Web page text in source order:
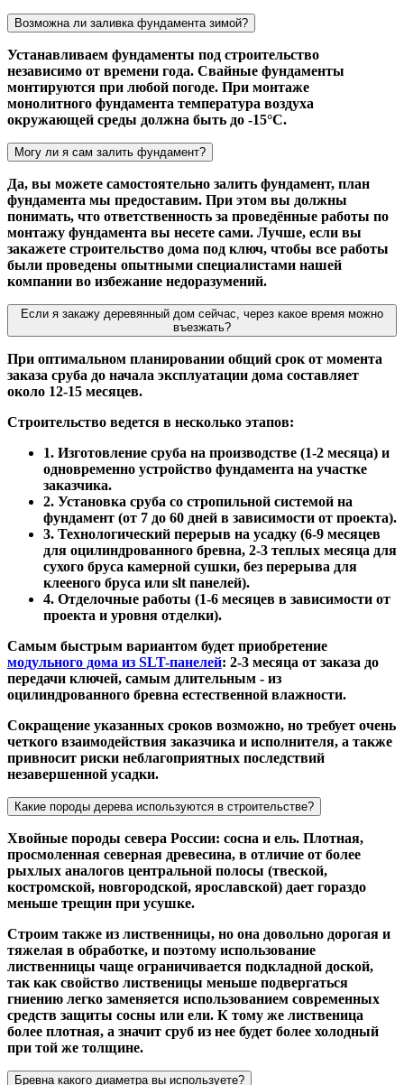
Возможна ли заливка фундамента зимой?
Устанавливаем фундаменты под строительство
независимо от времени года. Свайные фундаменты
монтируются при любой погоде. При монтаже
монолитного фундамента температура воздуха
окружающей среды должна быть до -15°С.
Могу ли я сам залить фундамент?
Да, вы можете самостоятельно залить фундамент, план
фундамента мы предоставим. При этом вы должны
понимать, что ответственность за проведённые работы по
монтажу фундамента вы несете сами. Лучше, если вы
закажете строительство дома под ключ, чтобы все работы
были проведены опытными специалистами нашей
компании во избежание недоразумений.
Если я закажу деревянный дом сейчас, через какое время можно
въезжать?
При оптимальном планировании общий срок от момента
заказа сруба до начала эксплуатации дома составляет
около 12-15 месяцев.
Строительство ведется в несколько этапов:
1. Изготовление сруба на производстве (1-2 месяца) и
одновременно устройство фундамента на участке
заказчика.
2. Установка сруба со стропильной системой на
фундамент (от 7 до 60 дней в зависимости от проекта).
3. Технологический перерыв на усадку (6-9 месяцев
для оцилиндрованного бревна, 2-3 теплых месяца для
сухого бруса камерной сушки, без перерыва для
клееного бруса или slt панелей).
4. Отделочные работы (1-6 месяцев в зависимости от
проекта и уровня отделки).
Самым быстрым вариантом будет приобретение
модульного дома из SLT-панелей: 2-3 месяца от заказа до
передачи ключей, самым длительным - из
оцилиндрованного бревна естественной влажности.
Сокращение указанных сроков возможно, но требует очень
четкого взаимодействия заказчика и исполнителя, а также
привносит риски неблагоприятных последствий
незавершенной усадки.
Какие породы дерева используются в строительстве?
Хвойные породы севера России: сосна и ель. Плотная,
просмоленная северная древесина, в отличие от более
рыхлых аналогов центральной полосы (твеской,
костромской, новгородской, ярославской) дает гораздо
меньше трещин при усушке.
Строим также из лиственницы, но она довольно дорогая и
тяжелая в обработке, и поэтому использование
лиственницы чаще ограничивается подкладной доской,
так как свойство лиственицы меньше подвергаться
гниению легко заменяется использованием современных
средств защиты сосны или ели. К тому же лиственица
более плотная, а значит сруб из нее будет более холодный
при той же толщине.
Бревна какого диаметра вы используете?